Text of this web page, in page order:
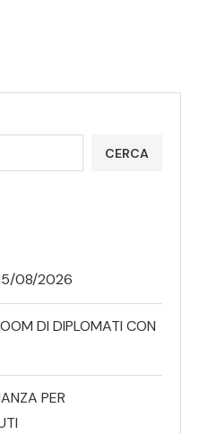
CERCA
08/2026
DI DIPLOMATI CON
PER